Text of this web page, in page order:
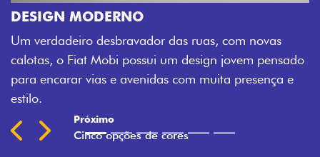
com novas
jovem pensado
muita presença e
sua cara. Escolha entre o Preto
Montecarlo, Branco Banchisa, Prata
Silverstone.